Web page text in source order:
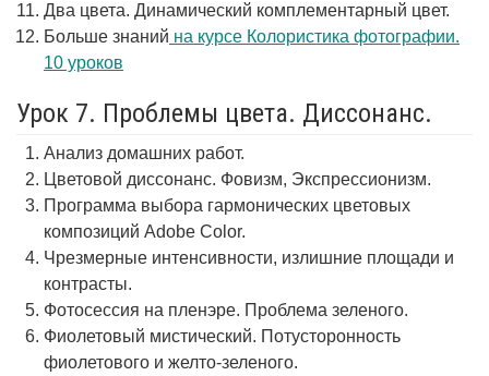
Два цвета. Динамический комплементарный цвет.
Больше знаний на курсе Колористика фотографии.
10 уроков
Урок 7. Проблемы цвета. Диссонанс.
Анализ домашних работ.
Цветовой диссонанс. Фовизм, Экспрессионизм.
Программа выбора гармонических цветовых
композиций Adobe Color.
Чрезмерные интенсивности, излишние площади и
контрасты.
Фотосессия на пленэре. Проблема зеленого.
Фиолетовый мистический. Потусторонность
фиолетового и желто-зеленого.